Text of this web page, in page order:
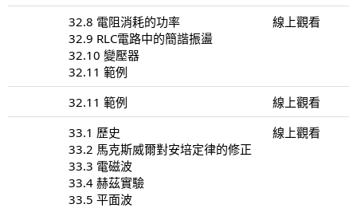
32.8 電阻消耗的功率
32.9 RLC電路中的簡諧振盪
32.10 變壓器
32.11 範例
線上觀看
32.11 範例
線上觀看
33.1 歷史
33.2 馬克斯威爾對安培定律的修正
33.3 電磁波
33.4 赫茲實驗
33.5 平面波
線上觀看